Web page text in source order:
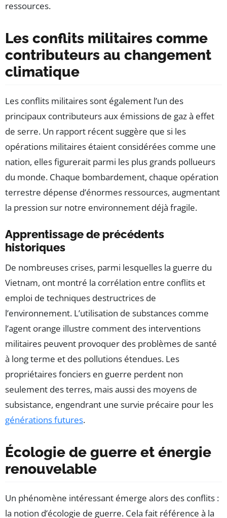
ressources.
Les conflits militaires comme
contributeurs au changement
climatique
Les conflits militaires sont également l’un des
principaux contributeurs aux émissions de gaz à effet
de serre. Un rapport récent suggère que si les
opérations militaires étaient considérées comme une
nation, elles figurerait parmi les plus grands pollueurs
du monde. Chaque bombardement, chaque opération
terrestre dépense d’énormes ressources, augmentant
la pression sur notre environnement déjà fragile.
Apprentissage de précédents
historiques
De nombreuses crises, parmi lesquelles la guerre du
Vietnam, ont montré la corrélation entre conflits et
emploi de techniques destructrices de
l’environnement. L’utilisation de substances comme
l’agent orange illustre comment des interventions
militaires peuvent provoquer des problèmes de santé
à long terme et des pollutions étendues. Les
propriétaires fonciers en guerre perdent non
seulement des terres, mais aussi des moyens de
subsistance, engendrant une survie précaire pour les
générations futures.
Écologie de guerre et énergie
renouvelable
Un phénomène intéressant émerge alors des conflits :
la notion d’écologie de guerre. Cela fait référence à la